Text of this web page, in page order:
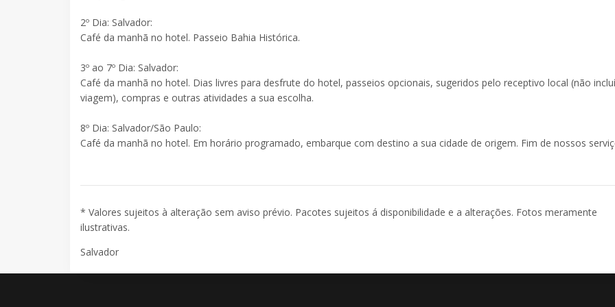
2º Dia: Salvador:
Café da manhã no hotel. Passeio Bahia Histórica.
3º ao 7º Dia: Salvador:
Café da manhã no hotel. Dias livres para desfrute do hotel, passeios opcionais, sugeridos pelo receptivo local (não
viagem), compras e outras atividades a sua escolha.
8º Dia: Salvador/São Paulo:
Café da manhã no hotel. Em horário programado, embarque com destino a sua cidade de origem. Fim de nossos
* Valores sujeitos à alteração sem aviso prévio. Pacotes sujeitos á disponibilidade e a alterações. Fotos meramente
ilustrativas.
Salvador